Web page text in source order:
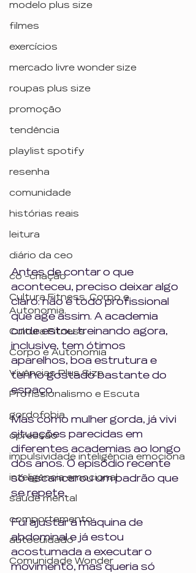
modelo plus size
filmes
exercícios
mercado livre wonder size
roupas plus size
promoção
tendência
playlist spotify
resenha
comunidade
histórias reais
leitura
diário da ceo
co -criação
Cultura Fitness, Corpo e
Autonomia,
Cultura Fitness
Corpo e Autonomia
Vivências Plus Size
Profissionalismo e Escuta
gordofobia
opressão
impulsividade inteligência emociona
inteligência emocional
saúde mental
comportamento
autocuidado
Comunidade Wonder
Antes de contar o que
aconteceu, preciso deixar algo
claro: não é todo profissional
que age assim. A academia
onde estou treinando agora,
inclusive, tem ótimos
aparelhos, boa estrutura e
tenho gostado bastante do
espaço.
Mas como mulher gorda, já vivi
situações parecidas em
diferentes academias ao longo
dos anos. O episódio recente
só escancarou um padrão que
se repete.
Fui ajustar a máquina de
abdominal e já estou
acostumada a executar o
movimento, mas queria só